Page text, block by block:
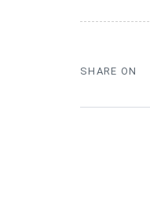
SHARE ON